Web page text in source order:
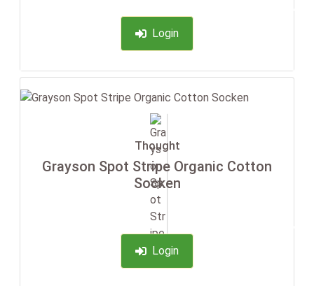
Login
-35%
Thought
Grayson Spot Stripe Organic Cotton
Socken
Login
-35%